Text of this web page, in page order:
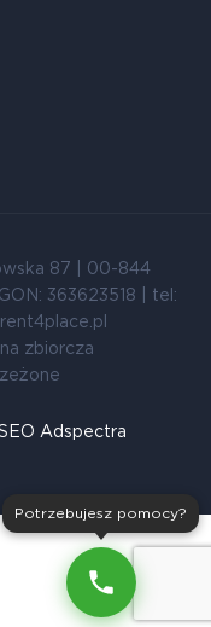
87 | 00-844
363623518 | tel:
zbiorcza
Adspectra
Potrzebujesz pomocy?